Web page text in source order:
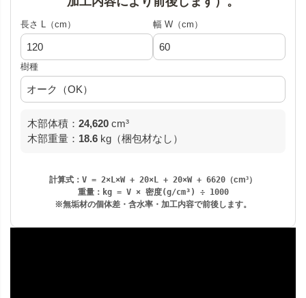
長さ L（cm） 幅 W（cm）
樹種
木部体積： 24,620 cm³
木部重量： 18.6 kg（梱包材なし）
計算式： V = 2×L×W + 20×L + 20×W + 6620 （cm³）
重量： kg = V × 密度(g/cm³) ÷ 1000
※無垢材の個体差・含水率・加工内容で前後します。